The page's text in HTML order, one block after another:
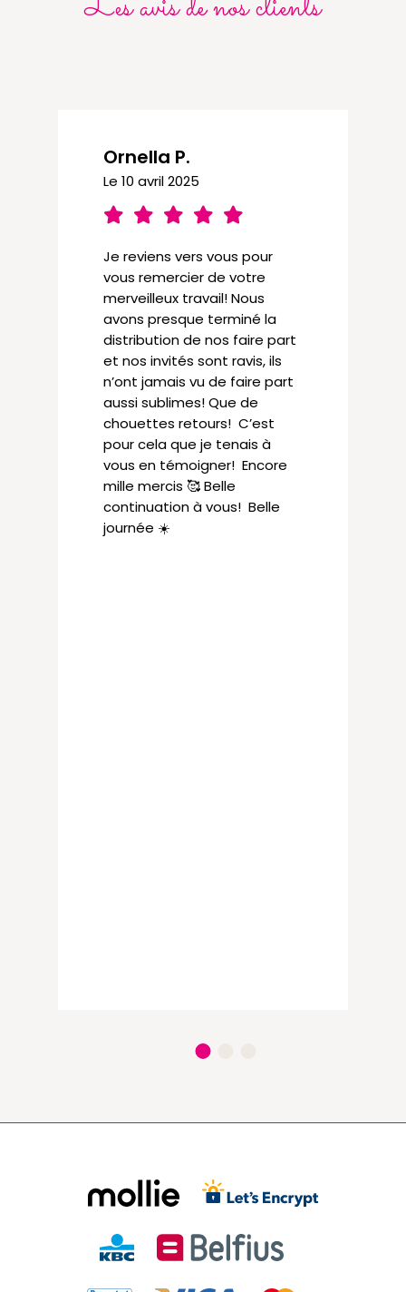
Ornella P.
Le 10 avril 2025
Je reviens vers vous pour
vous remercier de votre
merveilleux travail! Nous
avons presque terminé la
distribution de nos faire part
et nos invités sont ravis, ils
n’ont jamais vu de faire part
aussi sublimes! Que de
chouettes retours! C’est
pour cela que je tenais à
vous en témoigner! Encore
mille mercis 🥰 Belle
continuation à vous! Belle
journée ☀️